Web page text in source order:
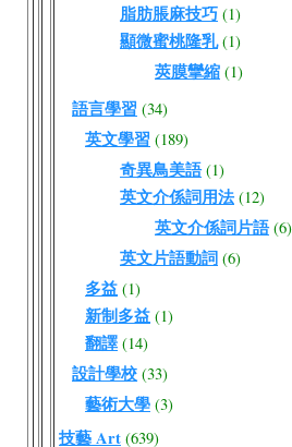
脂肪脹麻技巧 (1)
顯微蜜桃隆乳 (1)
莢膜攣縮 (1)
語言學習 (34)
英文學習 (189)
奇異鳥美語 (1)
英文介係詞用法 (12)
英文介係詞片語 (6)
英文片語動詞 (6)
多益 (1)
新制多益 (1)
翻譯 (14)
設計學校 (33)
藝術大學 (3)
技藝 Art (639)